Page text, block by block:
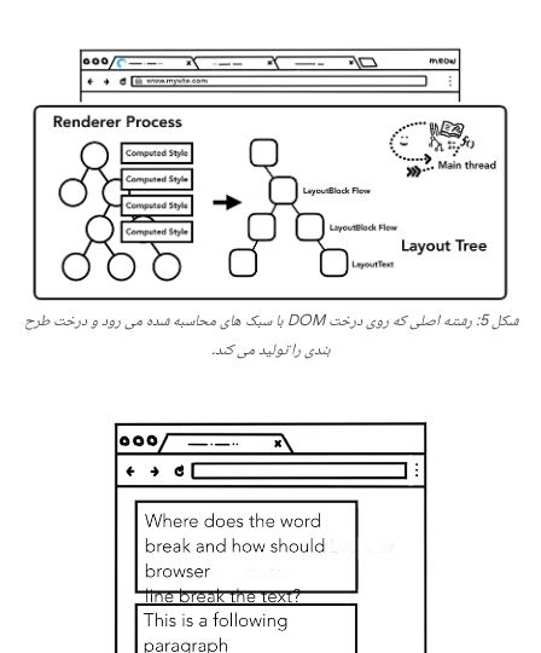
شکل 5: رشته اصلی که روی درخت DOM با سبک های محاسبه شده می رود و درخت طرح
بندی را تولید می کند.